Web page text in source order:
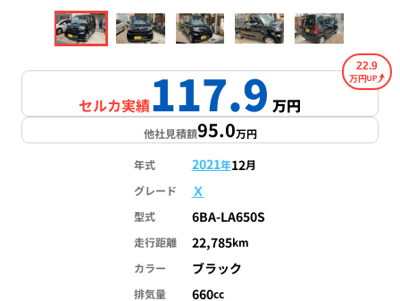
1/18
セルカ実績117.9万円
22.9
万円
他社見積額95.0万円
年式 2021年12月
グレード
Ｘ
型式 6BA-LA650S
走行距離 22,785km
カラー
ブラック
排気量 660cc